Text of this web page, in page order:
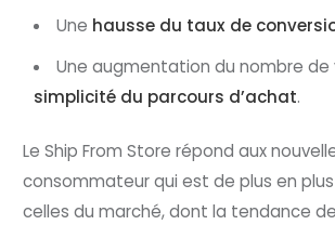
Une hausse du taux de
Une augmentation du nombre de
simplicité du parcours d’achat.
Le Ship From Store répond aux
consommateur qui est de plus en
celles du marché, dont la tendance